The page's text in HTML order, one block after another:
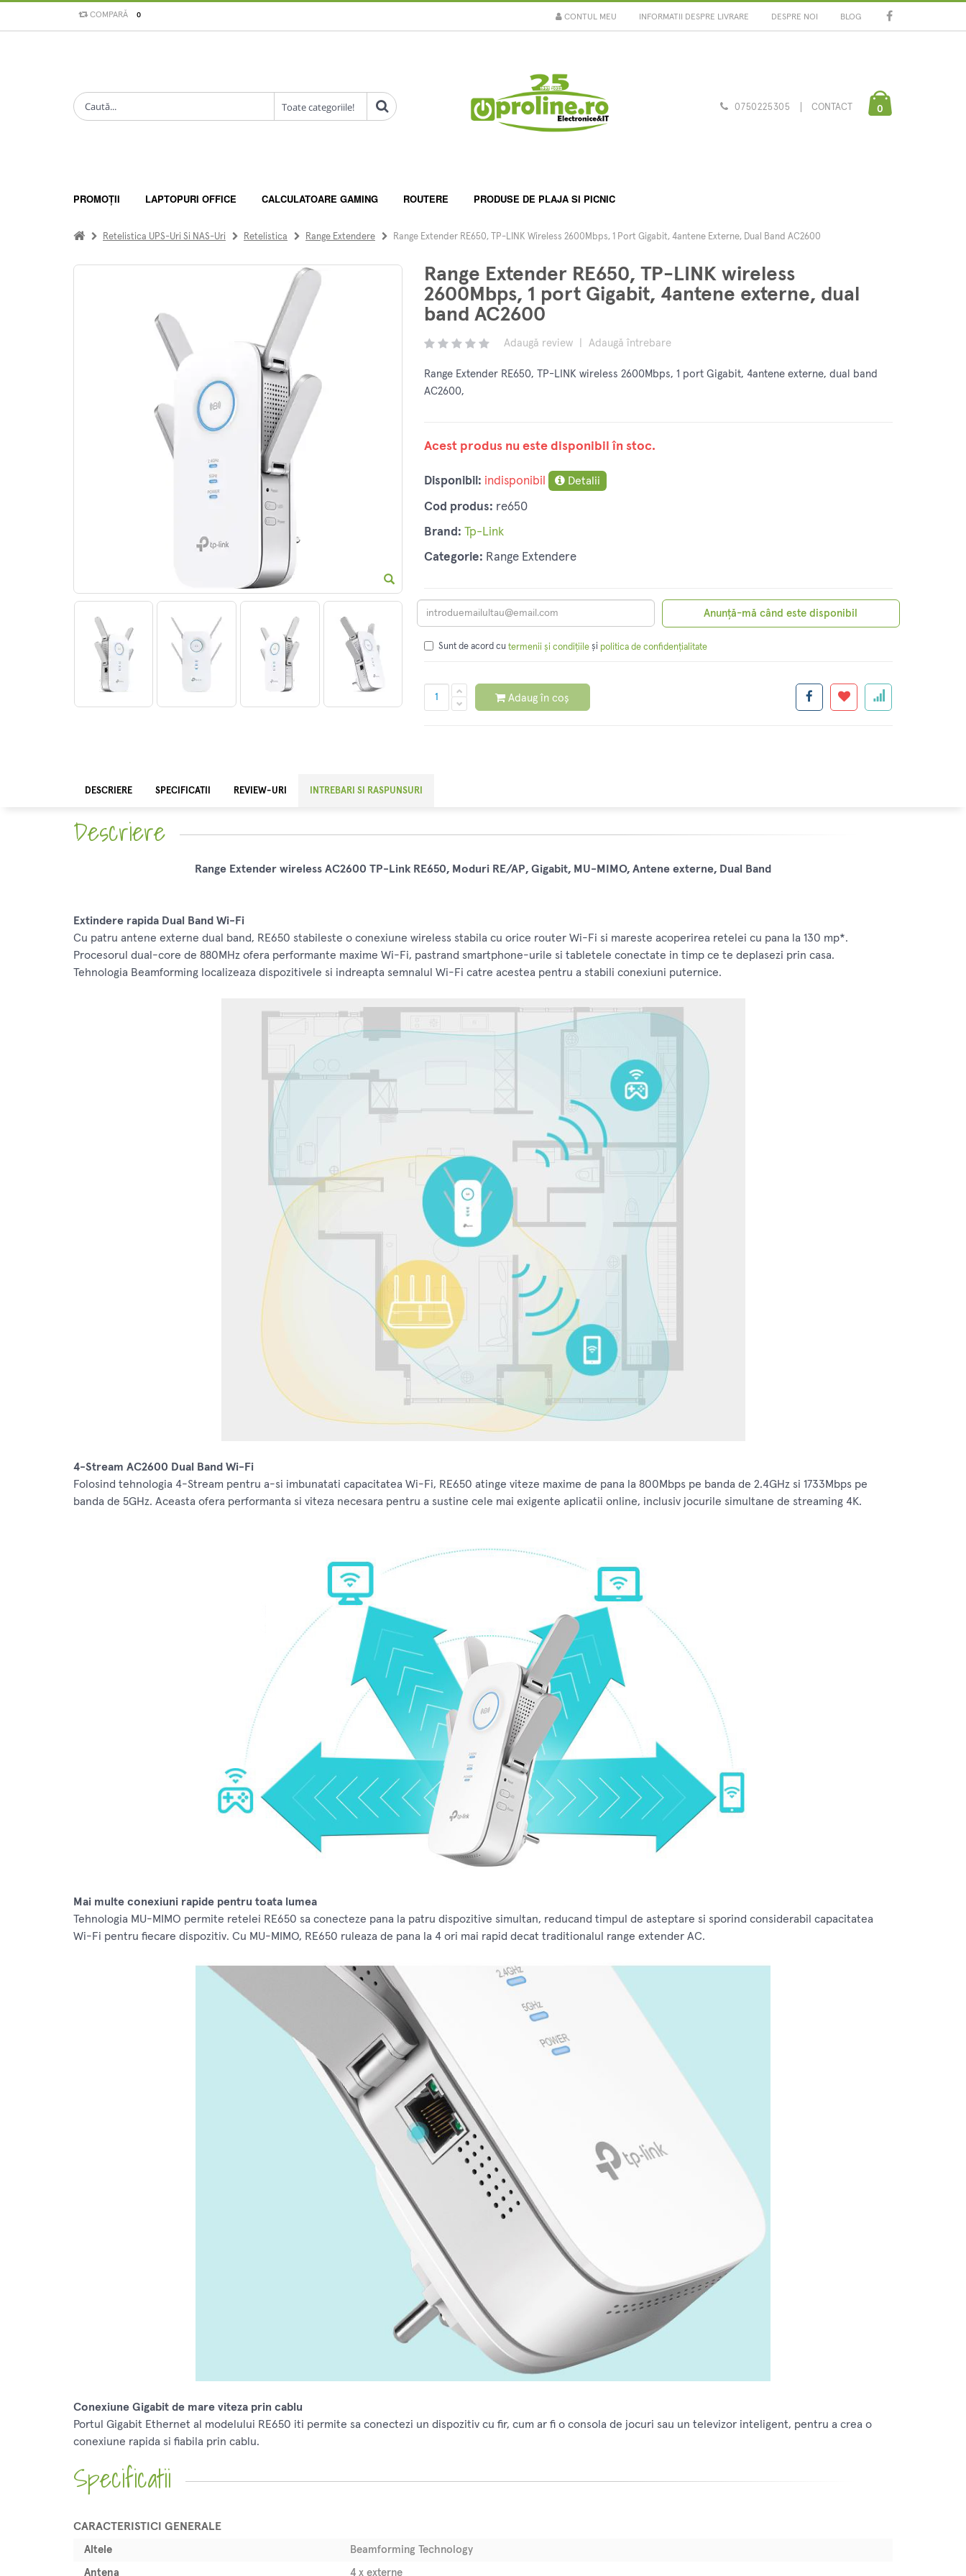
COMPARĂ 0 INFORMATII DESPRE LIVRARE DESPRE NOI BLOG
CONTUL MEU
0750225305 CONTACT 0
PROMOȚII LAPTOPURI OFFICE CALCULATOARE GAMING ROUTERE PRODUSE DE PLAJA SI PICNIC
Retelistica UPS-Uri Si NAS-Uri Retelistica Range Extendere Range Extender RE650, TP-LINK Wireless 2600Mbps, 1 Port Gigabit, 4antene Externe, Dual Band AC2600
Range Extender RE650, TP-LINK wireless
2600Mbps, 1 port Gigabit, 4antene externe, dual
band AC2600
Adaugă review Adaugă întrebare
Range Extender RE650, TP-LINK wireless 2600Mbps, 1 port Gigabit, 4antene externe, dual band
AC2600,
Acest produs nu este disponibil în stoc.
Disponibil: indisponibil Detalii
Cod produs: re650
Brand: Tp-Link
Categorie: Range Extendere
Anunță-mă când este disponibil
Sunt de acord cu termenii și condițiileși politica de confidențialitate
Adaug în coș
DESCRIERE SPECIFICATII REVIEW-URI INTREBARI SI RASPUNSURI
Descriere
Range Extender wireless AC2600 TP-Link RE650, Moduri RE/AP, Gigabit, MU-MIMO, Antene externe, Dual Band
Extindere rapida Dual Band Wi-Fi
Cu patru antene externe dual band, RE650 stabileste o conexiune wireless stabila cu orice router Wi-Fi si mareste acoperirea retelei cu pana la 130 mp*.
Procesorul dual-core de 880MHz ofera performante maxime Wi-Fi, pastrand smartphone-urile si tabletele conectate in timp ce te deplasezi prin casa.
Tehnologia Beamforming localizeaza dispozitivele si indreapta semnalul Wi-Fi catre acestea pentru a stabili conexiuni puternice.
4-Stream AC2600 Dual Band Wi-Fi
Folosind tehnologia 4-Stream pentru a-si imbunatati capacitatea Wi-Fi, RE650 atinge viteze maxime de pana la 800Mbps pe banda de 2.4GHz si 1733Mbps pe
banda de 5GHz. Aceasta ofera performanta si viteza necesara pentru a sustine cele mai exigente aplicatii online, inclusiv jocurile simultane de streaming 4K.
Mai multe conexiuni rapide pentru toata lumea
Tehnologia MU-MIMO permite retelei RE650 sa conecteze pana la patru dispozitive simultan, reducand timpul de asteptare si sporind considerabil capacitatea
Wi-Fi pentru fiecare dispozitiv. Cu MU-MIMO, RE650 ruleaza de pana la 4 ori mai rapid decat traditionalul range extender AC.
Conexiune Gigabit de mare viteza prin cablu
Portul Gigabit Ethernet al modelului RE650 iti permite sa conectezi un dispozitiv cu fir, cum ar fi o consola de jocuri sau un televizor inteligent, pentru a crea o
conexiune rapida si fiabila prin cablu.
Specificatii
CARACTERISTICI GENERALE
Altele Beamforming Technology
Antena 4 x externe